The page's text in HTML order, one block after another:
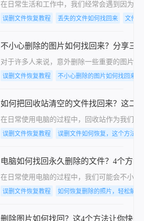
在日常生活和工作中，我们经常会遇到因为
误删文件恢复教程 丢失的文件如何找回来 文件
不小心删除的图片如何找回来？分享三
对于许多人来说，意外删除一些重要的图片
误删文件恢复教程 不小心删除的图片如何找回来
如何把回收站清空的文件找回来？这二
在日常使用电脑的过程中，回收站作为我们
误删文件恢复教程 误删文件如何恢复，这个方法很
电脑如何找回永久删除的文件？4个方
在日常使用电脑的过程中，我们可能会不小
误删文件恢复教程 如何恢复删除的照片，轻松解决
删除图片如何找回？这4个方法让你快速